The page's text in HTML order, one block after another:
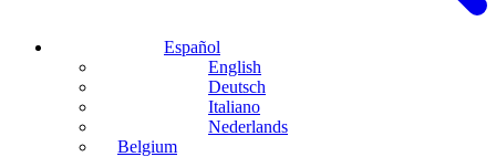
Español
English
Deutsch
Italiano
Nederlands
Belgium